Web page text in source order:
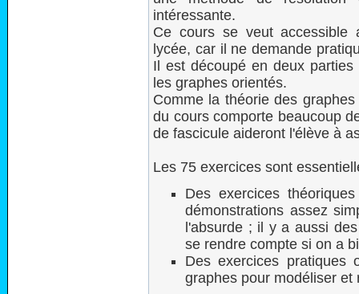
intéressante.
Ce cours se veut accessible
lycée, car il ne demande
Il est découpé en deux
les graphes orientés.
Comme la théorie des
du cours comporte beaucoup
de fascicule aideront l'élève à
Les 75 exercices sont
Des exercices
démonstrations assez
l'absurde ; il y a aussi
se rendre compte si on a
Des exercices pratiques
graphes pour modéliser et